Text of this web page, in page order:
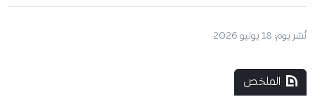
نُشر يوم: 18 يونيو 2026
الملخص